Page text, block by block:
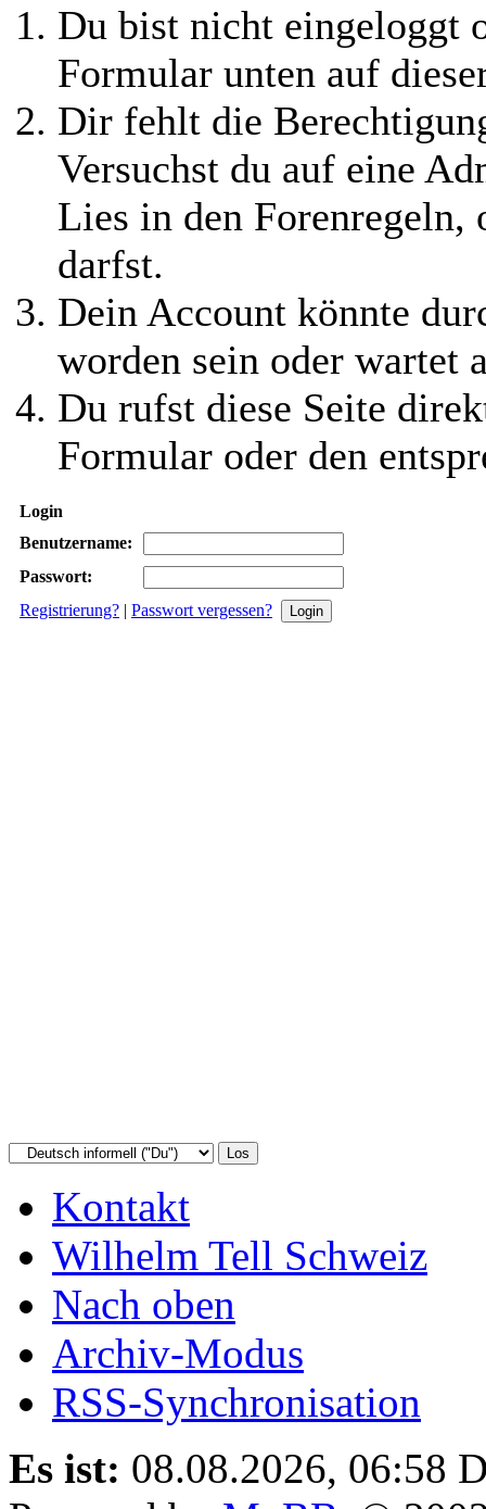
Du bist nicht eingeloggt
Formular unten auf
Dir fehlt die
Versuchst du auf eine
Lies in den Forenregeln,
darfst.
Dein Account könnte
worden sein oder wartet
Du rufst diese Seite
Formular oder den
Login
Benutzername:
Passwort:
Registrierung? | Passwort vergessen?
Kontakt
Wilhelm Tell Schweiz
Nach oben
Archiv-Modus
RSS-Synchronisation
Es ist: 08.08.2026, 06:58